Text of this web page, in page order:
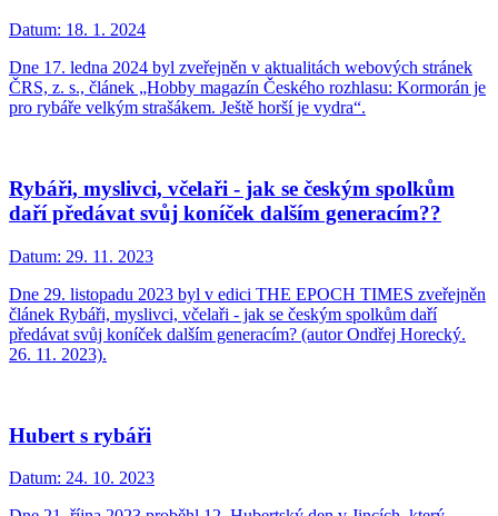
Datum: 18. 1. 2024
Dne 17. ledna 2024 byl zveřejněn v aktualitách webových stránek
ČRS, z. s., článek „Hobby magazín Českého rozhlasu: Kormorán je
pro rybáře velkým strašákem. Ještě horší je vydra“.
Rybáři, myslivci, včelaři - jak se českým spolkům
daří předávat svůj koníček dalším generacím??
Datum: 29. 11. 2023
Dne 29. listopadu 2023 byl v edici THE EPOCH TIMES zveřejněn
článek Rybáři, myslivci, včelaři - jak se českým spolkům daří
předávat svůj koníček dalším generacím? (autor Ondřej Horecký.
26. 11. 2023).
Hubert s rybáři
Datum: 24. 10. 2023